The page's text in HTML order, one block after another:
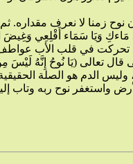
غَيْرُ صَالِحٍ فَلاَ تَسْأَلْنِ مَالَيْسَ لَكَ بِهِ عِلْمٌ إِنِّي أَعِظُكَ أَن تَكُونَ مِنَ الْجَاهِلِينَ[14]( وثمة درس مهم تنطوي